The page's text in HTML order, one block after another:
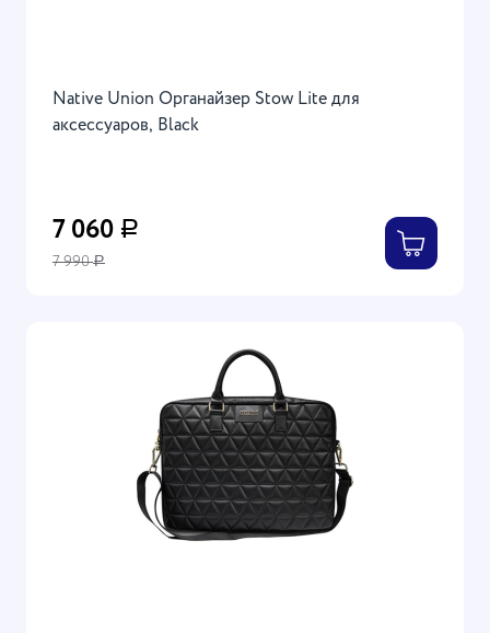
Native Union Органайзер Stow Lite для
аксессуаров, Black
7 060 Р
7 990Р